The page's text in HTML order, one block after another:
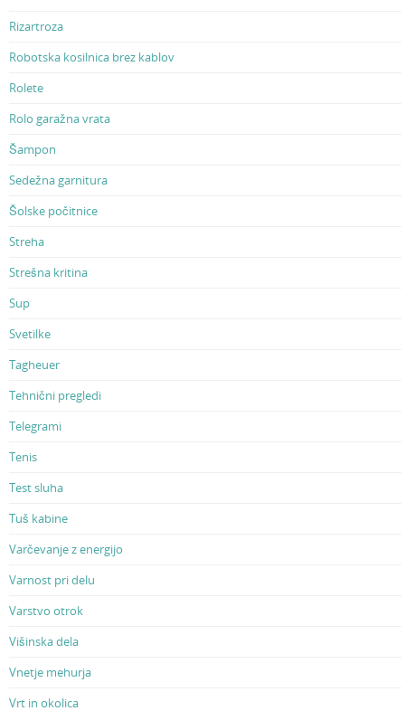
Rizartroza
Robotska kosilnica brez kablov
Rolete
Rolo garažna vrata
Šampon
Sedežna garnitura
Šolske počitnice
Streha
Strešna kritina
Sup
Svetilke
Tagheuer
Tehnični pregledi
Telegrami
Tenis
Test sluha
Tuš kabine
Varčevanje z energijo
Varnost pri delu
Varstvo otrok
Višinska dela
Vnetje mehurja
Vrt in okolica